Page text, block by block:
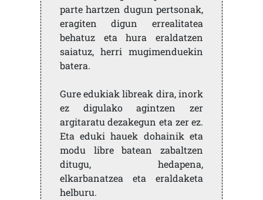
parte hartzen dugun pertsonak,
eragiten digun errealitatea
behatuz eta hura eraldatzen
saiatuz, herri mugimenduekin
batera.
Gure edukiak libreak dira, inork
ez digulako agintzen zer
argitaratu dezakegun eta zer ez.
Eta eduki hauek dohainik eta
modu libre batean zabaltzen
ditugu, hedapena,
elkarbanatzea eta eraldaketa
helburu.